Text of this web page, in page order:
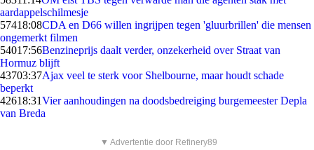
aardappelschilmesje
57418:08CDA en D66 willen ingrijpen tegen 'gluurbrillen' die mensen
ongemerkt filmen
54017:56Benzineprijs daalt verder, onzekerheid over Straat van
Hormuz blijft
43703:37Ajax veel te sterk voor Shelbourne, maar houdt schade
beperkt
42618:31Vier aanhoudingen na doodsbedreiging burgemeester Depla
van Breda
▼ Advertentie door Refinery89